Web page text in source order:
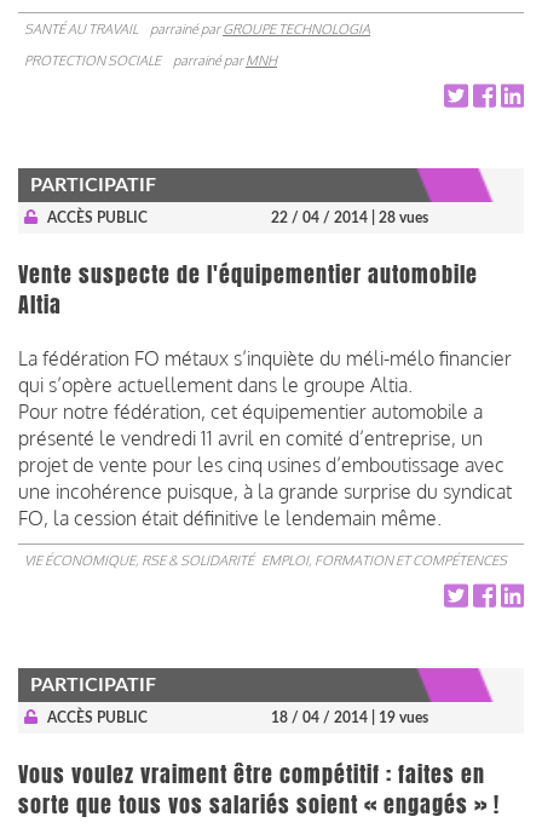
SANTÉ AU TRAVAIL parrainé parGROUPE TECHNOLOGIA
PROTECTION SOCIALE
parrainé parMNH
PARTICIPATIF
ACCÈS PUBLIC 22 / 04 / 2014 | 28 vues
Vente suspecte de l'équipementier automobile
Altia
La fédération FO métaux s’inquiète du méli-mélo financier
qui s’opère actuellement dans le groupe Altia.
Pour notre fédération, cet équipementier automobile a
présenté le vendredi 11 avril en comité d’entreprise, un
projet de vente pour les cinq usines d’emboutissage avec
une incohérence puisque, à la grande surprise du syndicat
FO, la cession était définitive le lendemain même.
VIE ÉCONOMIQUE, RSE & SOLIDARITÉ EMPLOI, FORMATION ET COMPÉTENCES
PARTICIPATIF
ACCÈS PUBLIC 18 / 04 / 2014 | 19 vues
Vous voulez vraiment être compétitif : faites en
sorte que tous vos salariés soient « engagés » !